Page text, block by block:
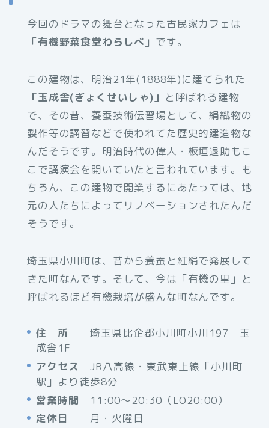
今回のドラマの舞台となった古民家カフェは
「有機野菜食堂わらしべ 」です。
この建物は、明治21年(1888年)に建てられた
「玉成舎(ぎょくせいしゃ)」 と呼ばれる建物
で、その昔、養蚕技術伝習場として、絹織物の
製作等の講習などで使われてた歴史的建造物な
んだそうです。明治時代の偉人・板垣退助もこ
こで講演会を開いていたと言われています。も
ちろん、この建物で開業するにあたっては、地
元の人たちによってリノベーションされたんだ
そうです。
埼玉県小川町は、昔から養蚕と紅絹で発展して
きた町なんです。そして、今は「有機の里」と
呼ばれるほど有機栽培が盛んな町なんです。
住 所 埼玉県比企郡小川町小川197 玉
成舎1F
アクセス
JR八高線・東武東上線「小川町
駅」より徒歩8分
営業時間 11:00～20:30（LO20:00）
定休日
月・火曜日